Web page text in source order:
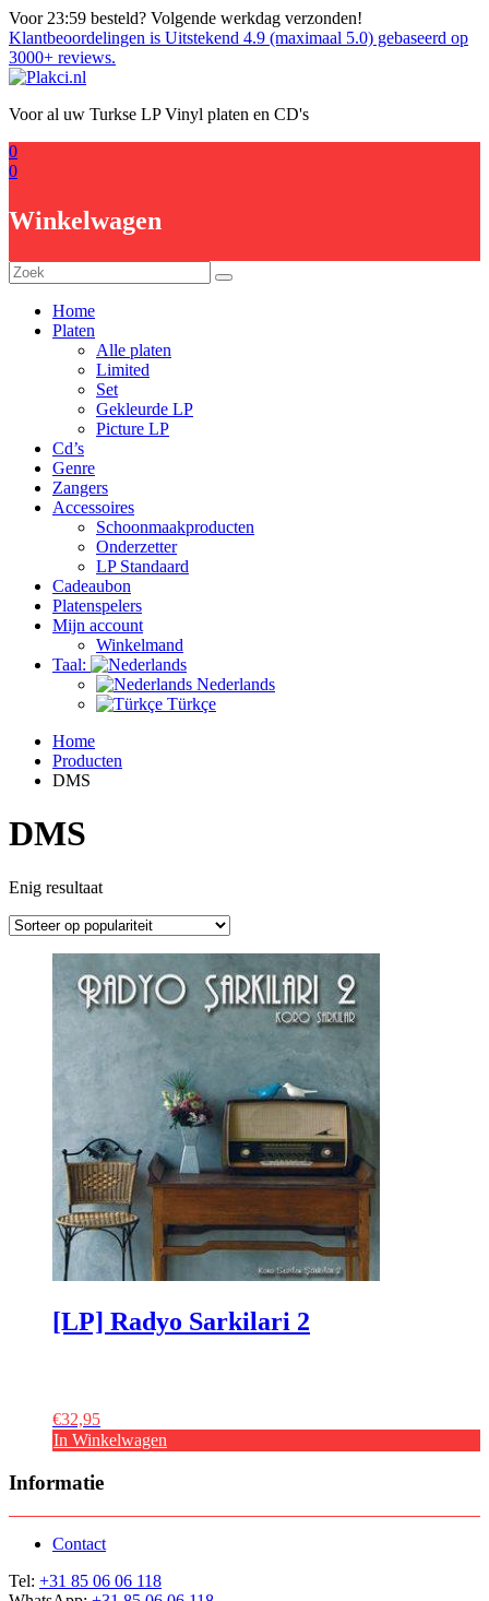
Ga
naar
de
inhoud
Voor 23:59 besteld? Volgende werkdag verzonden!
Klantbeoordelingen is Uitstekend 4.9 (maximaal 5.0) gebaseerd op
3000+ reviews.
Voor al uw Turkse LP Vinyl platen en CD's
0
0
Winkelwagen
Home
Platen
Alle platen
Limited
Set
Gekleurde LP
Picture LP
Cd’s
Genre
Zangers
Accessoires
Schoonmaakproducten
Onderzetter
LP Standaard
Cadeaubon
Platenspelers
Mijn account
Winkelmand
Taal:
Nederlands
Türkçe
Home
Producten
DMS
DMS
Enig resultaat
[LP] Radyo Sarkilari 2
€32,95
In Winkelwagen
Informatie
Contact
Tel: +31 85 06 06 118